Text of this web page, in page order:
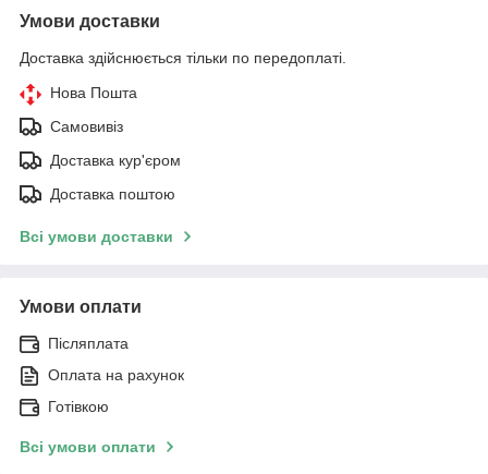
Умови доставки
Доставка здійснюється тільки по передоплаті.
Нова Пошта
Самовивіз
Доставка кур'єром
Доставка поштою
Всі умови доставки
Умови оплати
Післяплата
Оплата на рахунок
Готівкою
Всі умови оплати